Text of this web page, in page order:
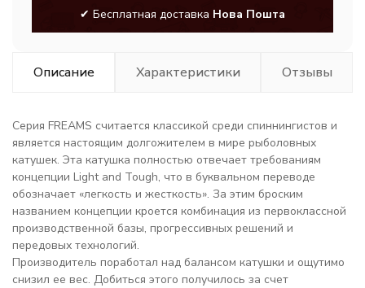
✔ Бесплатная доставка Нова Пошта
Описание Характеристики Отзывы
Серия FREAMS считается классикой среди спиннингистов и
является настоящим долгожителем в мире рыболовных
катушек. Эта катушка полностью отвечает требованиям
концепции Light and Tough, что в буквальном переводе
обозначает «легкость и жесткость». За этим броским
названием концепции кроется комбинация из первоклассной
производственной базы, прогрессивных решений и
передовых технологий.
Производитель поработал над балансом катушки и ощутимо
снизил ее вес. Добиться этого получилось за счет